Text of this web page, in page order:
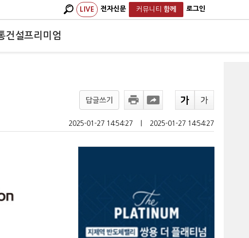
LIVE 전자신문 커뮤니티 함께 로그인
건설프리미엄
답글쓰기
2025-01-27 14:54:27 2025-01-27 14:54:27